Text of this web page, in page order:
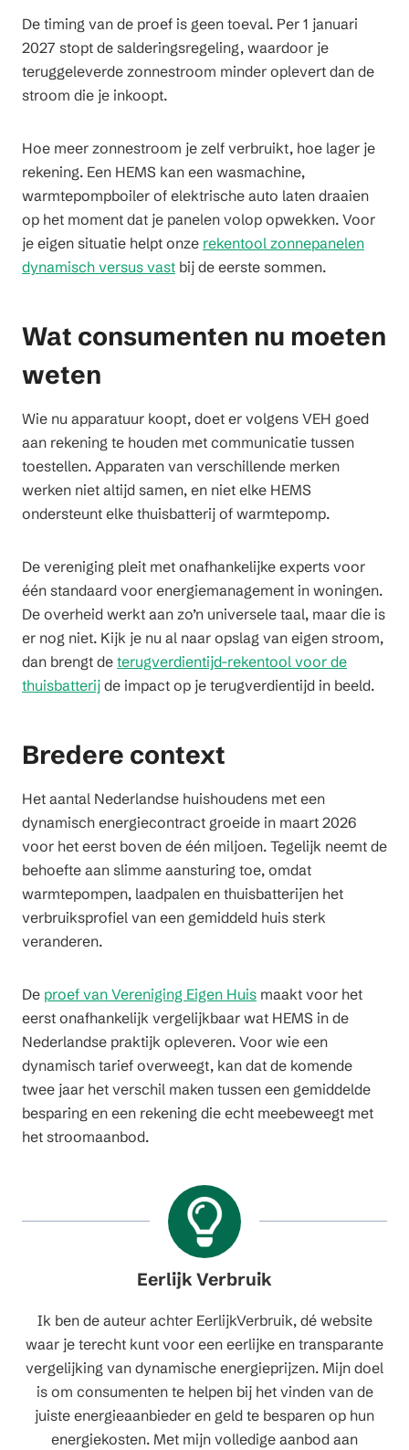
De timing van de proef is geen toeval. Per 1 januari
2027 stopt de salderingsregeling, waardoor je
teruggeleverde zonnestroom minder oplevert dan de
stroom die je inkoopt.
Hoe meer zonnestroom je zelf verbruikt, hoe lager je
rekening. Een HEMS kan een wasmachine,
warmtepompboiler of elektrische auto laten draaien
op het moment dat je panelen volop opwekken. Voor
je eigen situatie helpt onze rekentool zonnepanelen
dynamisch versus vast bij de eerste sommen.
Wat consumenten nu moeten
weten
Wie nu apparatuur koopt, doet er volgens VEH goed
aan rekening te houden met communicatie tussen
toestellen. Apparaten van verschillende merken
werken niet altijd samen, en niet elke HEMS
ondersteunt elke thuisbatterij of warmtepomp.
De vereniging pleit met onafhankelijke experts voor
één standaard voor energiemanagement in woningen.
De overheid werkt aan zo’n universele taal, maar die is
er nog niet. Kijk je nu al naar opslag van eigen stroom,
dan brengt de terugverdientijd-rekentool voor de
thuisbatterij de impact op je terugverdientijd in beeld.
Bredere context
Het aantal Nederlandse huishoudens met een
dynamisch energiecontract groeide in maart 2026
voor het eerst boven de één miljoen. Tegelijk neemt de
behoefte aan slimme aansturing toe, omdat
warmtepompen, laadpalen en thuisbatterijen het
verbruiksprofiel van een gemiddeld huis sterk
veranderen.
De proef van Vereniging Eigen Huis maakt voor het
eerst onafhankelijk vergelijkbaar wat HEMS in de
Nederlandse praktijk opleveren. Voor wie een
dynamisch tarief overweegt, kan dat de komende
twee jaar het verschil maken tussen een gemiddelde
besparing en een rekening die echt meebeweegt met
het stroomaanbod.
Eerlijk Verbruik
Ik ben de auteur achter EerlijkVerbruik, dé website
waar je terecht kunt voor een eerlijke en transparante
vergelijking van dynamische energieprijzen. Mijn doel
is om consumenten te helpen bij het vinden van de
juiste energieaanbieder en geld te besparen op hun
energiekosten. Met mijn volledige aanbod aan